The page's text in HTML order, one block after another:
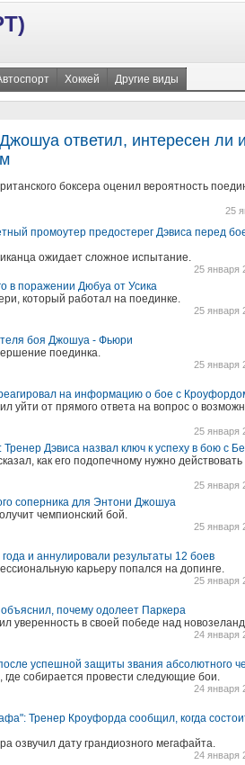
Хоккей Другие виды
ответил, интересен ли
боксера оценил вероятность
25
промоутер предостерег Дэвиса перед
ожидает сложное испытание.
25 января
в поражении Дюбуа от Усика
который работал на поединке.
25 января
боя Джошуа - Фьюри
поединка.
25 января
на информацию о бое с
уйти от прямого ответа на вопрос о
25 января
Дэвиса назвал ключ к успеху в бою с
как его подопечному нужно
25 января
соперника для Энтони Джошуа
чемпионский бой.
25 января
и аннулировали результаты 12 боев
карьеру попался на допинге.
25 января
почему одолеет Паркера
уверенность в своей победе над
24 января
успешной защиты звания абсолютного
где собирается провести следующие бои.
24 января
Тренер Кроуфорда сообщил, когда
озвучил дату грандиозного мегафайта.
24 января